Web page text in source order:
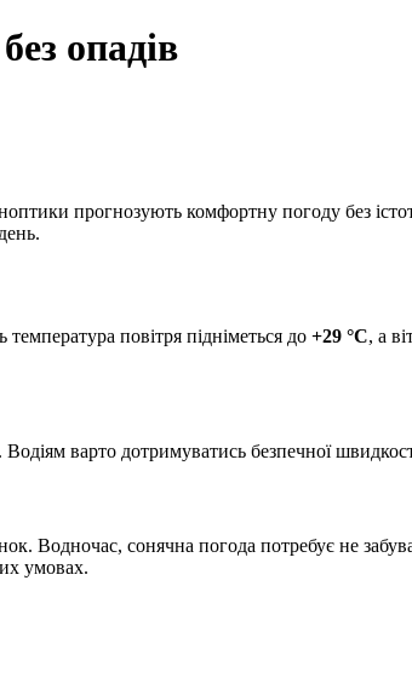
опадів
прогнозують комфортну погоду без
повітря підніметься до +29 °C, а
варто дотримуватись безпечної
сонячна погода потребує не
умовах.